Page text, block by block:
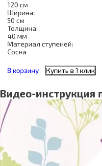
120 см
Ширина:
50 см
Толщина:
40 мм
Материал ступеней:
Сосна
В корзину Купить в 1 клик
Видео-инструкция